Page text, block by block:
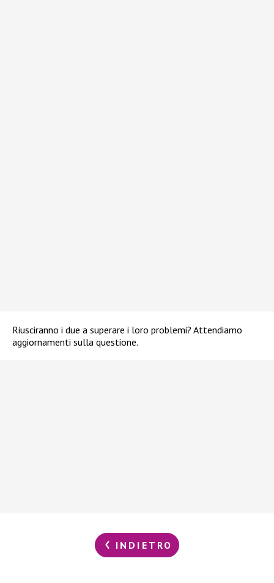
Riusciranno i due a superare i loro problemi? Attendiamo
aggiornamenti sulla questione.
INDIETRO